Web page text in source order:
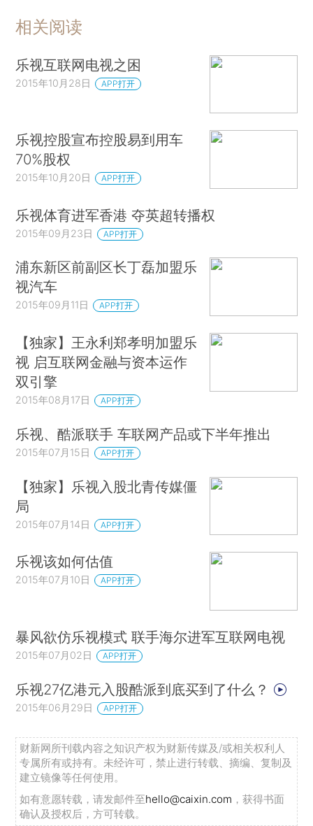
相关阅读
乐视互联网电视之困
2015年10月28日 APP打开
乐视控股宣布控股易到用车
70%股权
2015年10月20日 APP打开
乐视体育进军香港 夺英超转播权
2015年09月23日 APP打开
浦东新区前副区长丁磊加盟乐
视汽车
2015年09月11日 APP打开
【独家】王永利郑孝明加盟乐
视 启互联网金融与资本运作
双引擎
2015年08月17日 APP打开
乐视、酷派联手 车联网产品或下半年推出
2015年07月15日 APP打开
【独家】乐视入股北青传媒僵
局
2015年07月14日 APP打开
乐视该如何估值
2015年07月10日 APP打开
暴风欲仿乐视模式 联手海尔进军互联网电视
2015年07月02日 APP打开
乐视27亿港元入股酷派到底买到了什么？
2015年06月29日 APP打开
财新网所刊载内容之知识产权为财新传媒及/或相关权利人
专属所有或持有。未经许可，禁止进行转载、摘编、复制及
建立镜像等任何使用。
如有意愿转载，请发邮件至hello@caixin.com ，获得书面
确认及授权后，方可转载。